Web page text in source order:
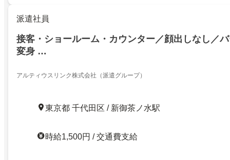
派遣社員
接客・ショールーム・カウンター／顔出しなし／
変身 …
アルティウスリンク株式会社（派遣グループ）
東京都 千代田区 / 新御茶ノ水駅
時給1,500円 / 交通費支給